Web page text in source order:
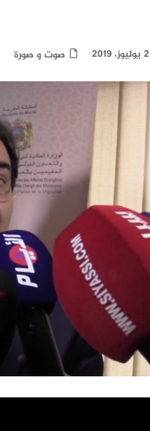
2 يوليوز، 2019 صوت و صورة